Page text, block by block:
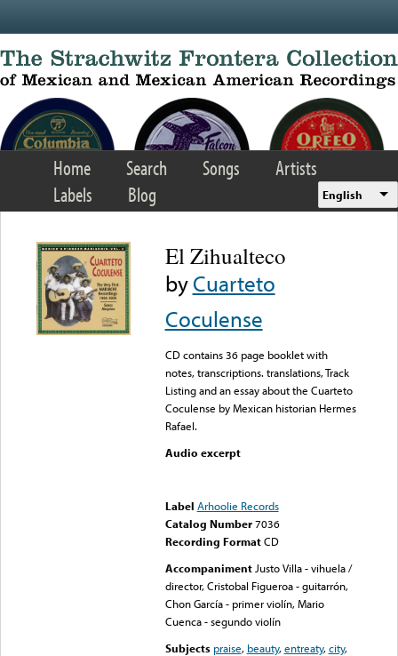
Home Search Songs
Artists
Labels
Blog English
El Zihualteco
byCuarteto
Coculense
CD contains 36 page booklet with
notes, transcriptions. translations, Track
Listing and an essay about the Cuarteto
Coculense by Mexican historian Hermes
Rafael.
Audio excerpt
Label Arhoolie Records
Catalog Number 7036
Recording FormatCD
Accompaniment Justo Villa - vihuela /
director, Cristobal Figueroa - guitarrón,
Chon García - primer violín, Mario
Cuenca - segundo violín
Subjects praise, beauty,entreaty,city,